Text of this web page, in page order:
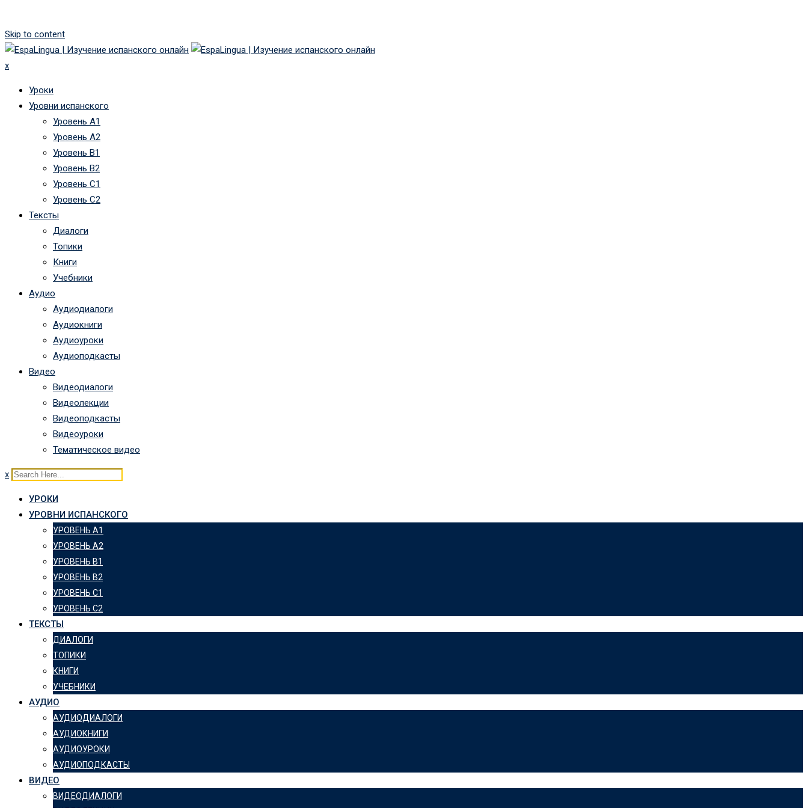
Skip to content
x
Уроки
Уровни испанского
Уровень А1
Уровень А2
Уровень B1
Уровень B2
Уровень C1
Уровень C2
Тексты
Диалоги
Топики
Книги
Учебники
Аудио
Аудиодиалоги
Аудиокниги
Аудиоуроки
Аудиоподкасты
Видео
Видеодиалоги
Видеолекции
Видеоподкасты
Видеоуроки
Тематическое видео
x
УРОКИ
УРОВНИ ИСПАНСКОГО
УРОВЕНЬ А1
УРОВЕНЬ А2
УРОВЕНЬ B1
УРОВЕНЬ B2
УРОВЕНЬ C1
УРОВЕНЬ C2
ТЕКСТЫ
ДИАЛОГИ
ТОПИКИ
КНИГИ
УЧЕБНИКИ
АУДИО
АУДИОДИАЛОГИ
АУДИОКНИГИ
АУДИОУРОКИ
АУДИОПОДКАСТЫ
ВИДЕО
ВИДЕОДИАЛОГИ